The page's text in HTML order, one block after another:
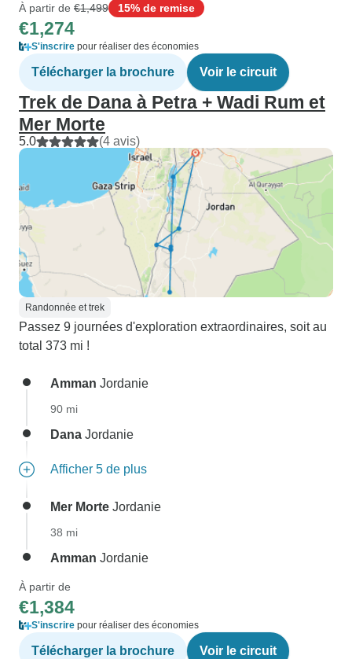
À partir de €1,499 15% de remise
€1,274
S'inscrire pour réaliser des économies
Télécharger la brochure Voir le circuit
Trek de Dana à Petra + Wadi Rum et
Mer Morte
5.0 (4 avis)
Randonnée et trek
Passez 9 journées d'exploration extraordinaires, soit au
total 373 mi !
Amman Jordanie
90 mi
Dana Jordanie
Afficher 5 de plus
Mer Morte Jordanie
38 mi
Amman Jordanie
À partir de
€1,384
S'inscrire pour réaliser des économies
Télécharger la brochure Voir le circuit